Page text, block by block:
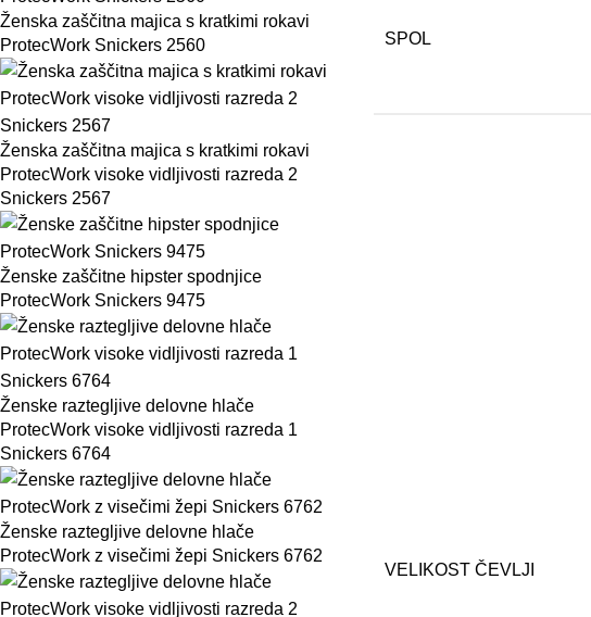
Ženska zaščitna majica s kratkimi rokavi
ProtecWork Snickers 2560
Ženska zaščitna majica s kratkimi rokavi
ProtecWork visoke vidljivosti razreda 2
Snickers 2567
Ženske zaščitne hipster spodnjice
ProtecWork Snickers 9475
Ženske raztegljive delovne hlače
ProtecWork visoke vidljivosti razreda 1
Snickers 6764
Ženske raztegljive delovne hlače
ProtecWork z visečimi žepi Snickers 6762
SPOL
VELIKOST ČEVLJI